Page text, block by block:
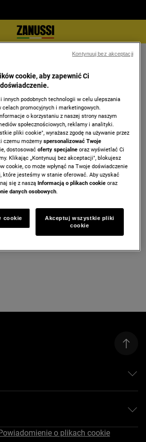
żadnego dopasowania dla
o plikach cookie
cookie, aby zapewnić Ci
innych podobnych technologii w celu ulepszania
celach promocyjnych i marketingowych.
o korzystaniu z naszej strony naszym
społecznościowych, reklamy i analityki.
pliki cookie", wyrażasz zgodę na używanie przez
czemu możemyspersonalizować Twoje
dostosowaćoferty specjalne oraz wyświetlać Ci
Klikając „Kontynuuj bez akceptacji", blokujesz
cookie, co może wpłynąć na Twoje doświadczenie
które jesteśmy w stanie oferować. Aby uzyskać
się z nasząInformacją o plikach cookie oraz
danych osobowych.
cookie
Akceptuj wszystkie pliki
cookie
Kontynuuj bez akceptacji